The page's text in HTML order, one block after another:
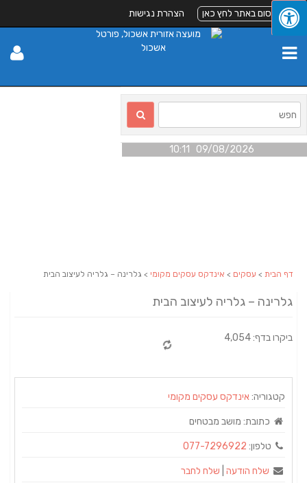
לפרסום באתר לחץ כאן הצהרת נגישות
09/08/2026 10:11
דף הבית > עסקים > אינדקס עסקים מקומי > גלרינה – גלריה לעיצוב הבית
גלרינה – גלריה לעיצוב הבית
ביקרו בדף: 4,054
קטגוריה:אינדקס עסקים מקומי
כתובת: מושב מבטחים
טלפון: 077-7296922
שלח הודעה שלח לחבר